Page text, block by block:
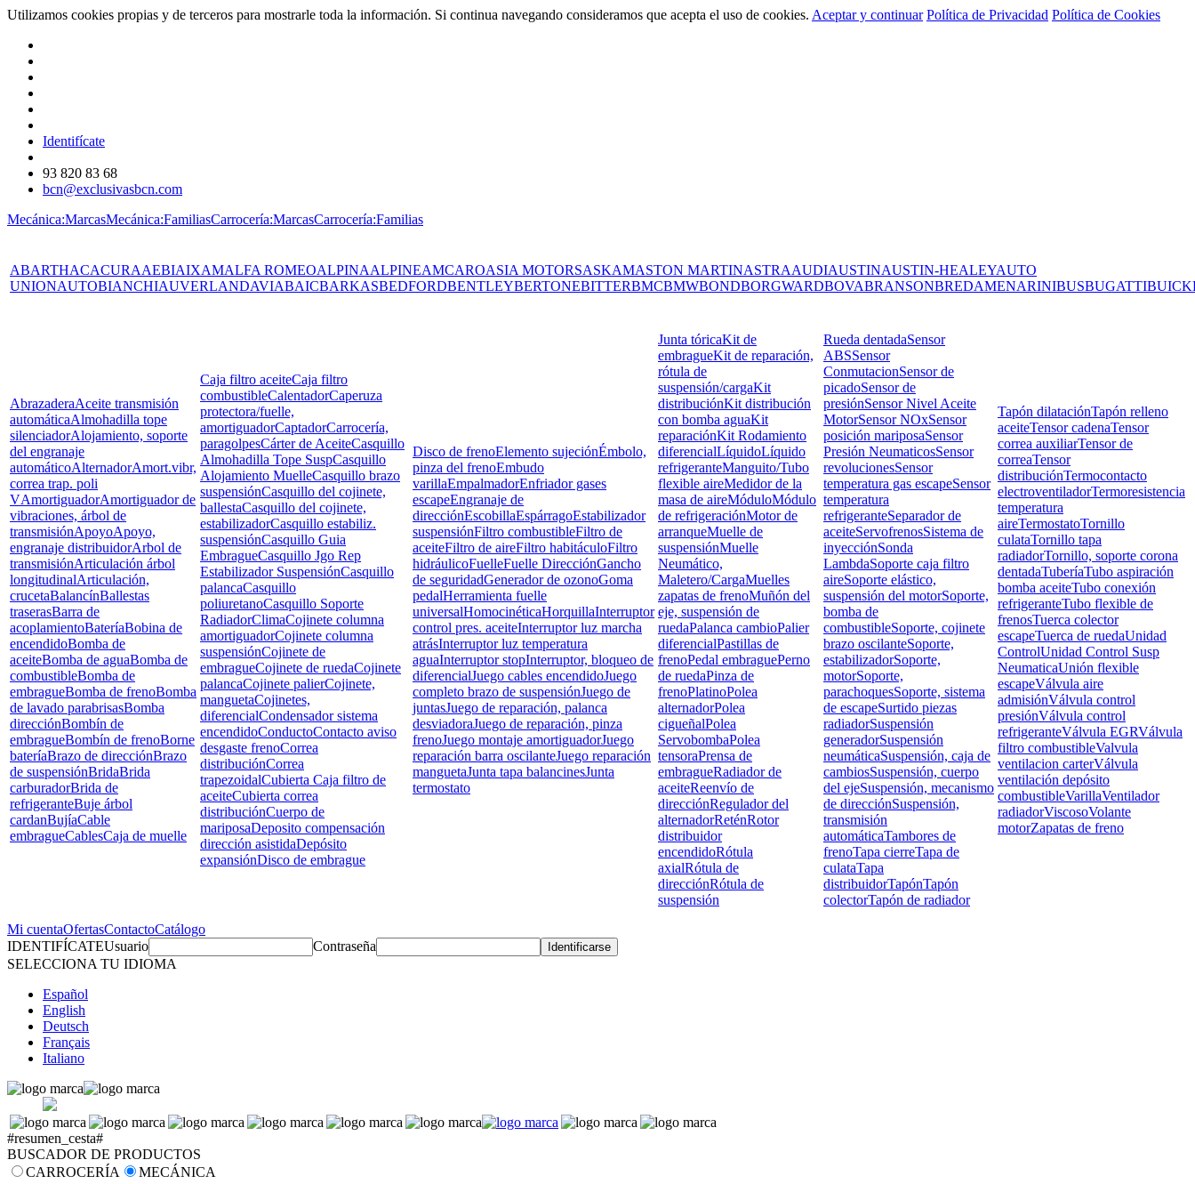
Utilizamos cookies propias y de terceros para mostrarle toda la información. Si continua navegando consideramos que acepta el uso de cookies. Aceptar y continuar Política de Privacidad Política de Cookies
Identifícate
93 820 83 68
bcn@exclusivasbcn.com
Mecánica:MarcasMecánica:FamiliasCarrocería:MarcasCarrocería:Familias
ABARTHACACURAAEBIAIXAMALFA ROMEOALPINAALPINEAMCAROASIA MOTORSASKAMASTON MARTINASTRAAUDIAUSTINAUSTIN-HEALEYAUTO
UNIONAUTOBIANCHIAUVERLANDAVIABAICBARKASBEDFORDBENTLEYBERTONEBITTERBMCBMWBONDBORGWARDBOVABRANSONBREDAMENARINIBUSBUGATTIBUICK
AbrazaderaAceite transmisión
automáticaAlmohadilla tope
silenciadorAlojamiento, soporte
del engranaje
automáticoAlternadorAmort.vibr,
correa trap. poli
VAmortiguadorAmortiguador de
vibraciones, árbol de
transmisiónApoyoApoyo,
engranaje distribuidorArbol de
transmisiónArticulación árbol
longitudinalArticulación,
crucetaBalancínBallestas
traserasBarra de
acoplamientoBateríaBobina de
encendidoBomba de
aceiteBomba de aguaBomba de
combustibleBomba de
embragueBomba de frenoBomba
de lavado parabrisasBomba
direcciónBombín de
embragueBombín de frenoBorne
bateríaBrazo de direcciónBrazo
de suspensiónBridaBrida
carburadorBrida de
refrigeranteBuje árbol
cardanBujíaCable
embragueCablesCaja de muelle
Caja filtro aceiteCaja filtro
combustibleCalentadorCaperuza
protectora/fuelle,
amortiguadorCaptadorCarrocería,
paragolpesCárter de AceiteCasquillo
Almohadilla Tope SuspCasquillo
Alojamiento MuelleCasquillo brazo
suspensiónCasquillo del cojinete,
ballestaCasquillo del cojinete,
estabilizadorCasquillo estabiliz.
suspensiónCasquillo Guia
EmbragueCasquillo Jgo Rep
Estabilizador SuspensiónCasquillo
palancaCasquillo
poliuretanoCasquillo Soporte
RadiadorClimaCojinete columna
amortiguadorCojinete columna
suspensiónCojinete de
embragueCojinete de ruedaCojinete
palancaCojinete palierCojinete,
manguetaCojinetes,
diferencialCondensador sistema
encendidoConductoContacto aviso
desgaste frenoCorrea
distribuciónCorrea
trapezoidalCubierta Caja filtro de
aceiteCubierta correa
distribuciónCuerpo de
mariposaDeposito compensación
dirección asistidaDepósito
expansiónDisco de embrague
Disco de frenoElemento sujeciónÉmbolo,
pinza del frenoEmbudo
varillaEmpalmadorEnfriador gases
escapeEngranaje de
direcciónEscobillaEspárragoEstabilizador
suspensiónFiltro combustibleFiltro de
aceiteFiltro de aireFiltro habitáculoFiltro
hidráulicoFuelleFuelle DirecciónGancho
de seguridadGenerador de ozonoGoma
pedalHerramienta fuelle
universalHomocinéticaHorquillaInterruptor
control pres. aceiteInterruptor luz marcha
atrásInterruptor luz temperatura
aguaInterruptor stopInterruptor, bloqueo de
diferencialJuego cables encendidoJuego
completo brazo de suspensiónJuego de
juntasJuego de reparación, palanca
desviadoraJuego de reparación, pinza
frenoJuego montaje amortiguadorJuego
reparación barra oscilanteJuego reparación
manguetaJunta tapa balancinesJunta
termostato
Junta tóricaKit de
embragueKit de reparación,
rótula de
suspensión/cargaKit
distribuciónKit distribución
con bomba aguaKit
reparaciónKit Rodamiento
diferencialLíquidoLíquido
refrigeranteManguito/Tubo
flexible aireMedidor de la
masa de aireMóduloMódulo
de refrigeraciónMotor de
arranqueMuelle de
suspensiónMuelle
Neumático,
Maletero/CargaMuelles
zapatas de frenoMuñón del
eje, suspensión de
ruedaPalanca cambioPalier
diferencialPastillas de
frenoPedal embraguePerno
de ruedaPinza de
frenoPlatinoPolea
alternadorPolea
cigueñalPolea
ServobombaPolea
tensoraPrensa de
embragueRadiador de
aceiteReenvío de
direcciónRegulador del
alternadorReténRotor
distribuidor
encendidoRótula
axialRótula de
direcciónRótula de
suspensión
Rueda dentadaSensor
ABSSensor
ConmutacionSensor de
picadoSensor de
presiónSensor Nivel Aceite
MotorSensor NOxSensor
posición mariposaSensor
Presión NeumaticosSensor
revolucionesSensor
temperatura gas escapeSensor
temperatura
refrigeranteSeparador de
aceiteServofrenosSistema de
inyecciónSonda
LambdaSoporte caja filtro
aireSoporte elástico,
suspensión del motorSoporte,
bomba de
combustibleSoporte, cojinete
brazo oscilanteSoporte,
estabilizadorSoporte,
motorSoporte,
parachoquesSoporte, sistema
de escapeSurtido piezas
radiadorSuspensión
generadorSuspensión
neumáticaSuspensión, caja de
cambiosSuspensión, cuerpo
del ejeSuspensión, mecanismo
de direcciónSuspensión,
transmisión
automáticaTambores de
frenoTapa cierreTapa de
culataTapa
distribuidorTapónTapón
colectorTapón de radiador
Tapón dilataciónTapón relleno
aceiteTensor cadenaTensor
correa auxiliarTensor de
correaTensor
distribuciónTermocontacto
electroventiladorTermoresistencia
temperatura
aireTermostatoTornillo
culataTornillo tapa
radiadorTornillo, soporte corona
dentadaTuberíaTubo aspiración
bomba aceiteTubo conexión
refrigeranteTubo flexible de
frenosTuerca colector
escapeTuerca de ruedaUnidad
ControlUnidad Control Susp
NeumaticaUnión flexible
escapeVálvula aire
admisiónVálvula control
presiónVálvula control
refrigeranteVálvula EGRVálvula
filtro combustibleValvula
ventilacion carterVálvula
ventilación depósito
combustibleVarillaVentilador
radiadorViscosoVolante
motorZapatas de freno
Mi cuentaOfertasContactoCatálogo
IDENTIFÍCATEUsuario
Contraseña
SELECCIONA TU IDIOMA
Español
English
Deutsch
Français
Italiano
#resumen_cesta#
BUSCADOR DE PRODUCTOS
CARROCERÍA
MECÁNICA